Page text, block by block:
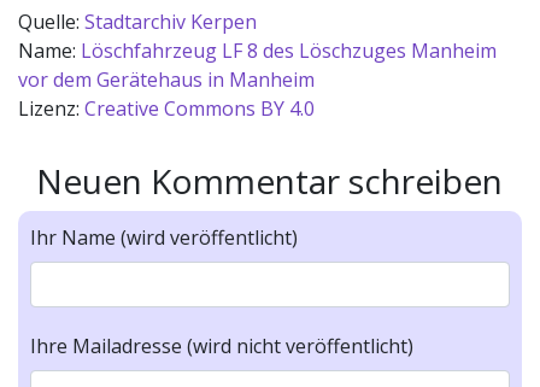
Quelle: Stadtarchiv Kerpen
Name: Löschfahrzeug LF 8 des Löschzuges Manheim
vor dem Gerätehaus in Manheim
Lizenz: Creative Commons BY 4.0
Neuen Kommentar schreiben
Ihr Name (wird veröffentlicht)
Ihre Mailadresse (wird nicht veröffentlicht)